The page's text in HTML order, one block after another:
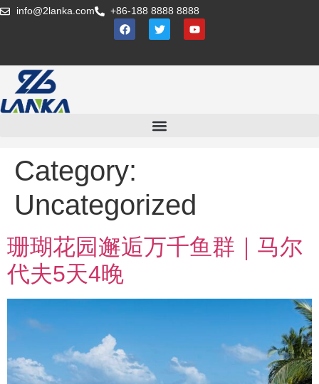
info@2lanka.com +86-188 8888 8888
Category:
Uncategorized
珊瑚花园邂逅万千鱼群｜马尔
代夫5天4晚